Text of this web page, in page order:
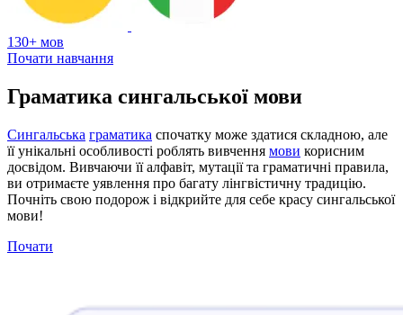
130+ мов
Почати навчання
Граматика сингальської мови
Сингальська граматика спочатку може здатися складною, але
її унікальні особливості роблять вивчення мови корисним
досвідом. Вивчаючи її алфавіт, мутації та граматичні правила,
ви отримаєте уявлення про багату лінгвістичну традицію.
Почніть свою подорож і відкрийте для себе красу сингальської
мови!
Почати